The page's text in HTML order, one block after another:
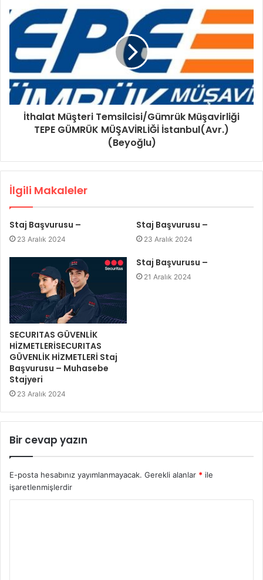
İthalat Müşteri Temsilcisi/Gümrük Müşavirliği
TEPE GÜMRÜK MÜŞAVİRLİĞİ İstanbul(Avr.)
(Beyoğlu)
İlgili Makaleler
Staj Başvurusu –
23 Aralık 2024
Staj Başvurusu –
23 Aralık 2024
SECURITAS GÜVENLİK
HİZMETLERİSECURITAS
GÜVENLİK HİZMETLERİ Staj
Başvurusu – Muhasebe
Stajyeri
23 Aralık 2024
Staj Başvurusu –
21 Aralık 2024
Bir cevap yazın
E-posta hesabınız yayımlanmayacak. Gerekli alanlar * ile
işaretlenmişlerdir